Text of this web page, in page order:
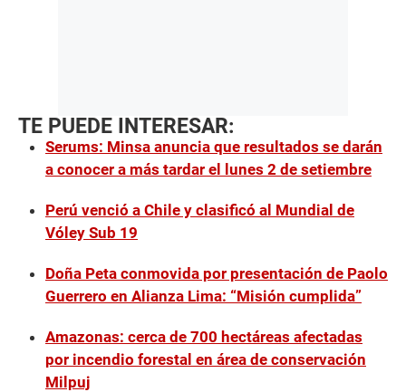
TE PUEDE INTERESAR:
Serums: Minsa anuncia que resultados se darán
a conocer a más tardar el lunes 2 de setiembre
Perú venció a Chile y clasificó al Mundial de
Vóley Sub 19
Doña Peta conmovida por presentación de Paolo
Guerrero en Alianza Lima: “Misión cumplida”
Amazonas: cerca de 700 hectáreas afectadas
por incendio forestal en área de conservación
Milpuj